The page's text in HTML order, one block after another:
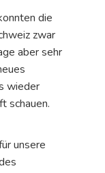
die
zwar
aber sehr
wieder
schauen.
unsere